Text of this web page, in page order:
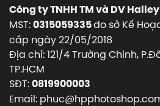
Công ty TNHH TM và DV Halley
MST:0315059335do sở Kế
cấp ngày 22/05/2018
Địa chỉ: 121/4 Trường Chinh,
TP.HCM
SĐT:0819900003
Email: